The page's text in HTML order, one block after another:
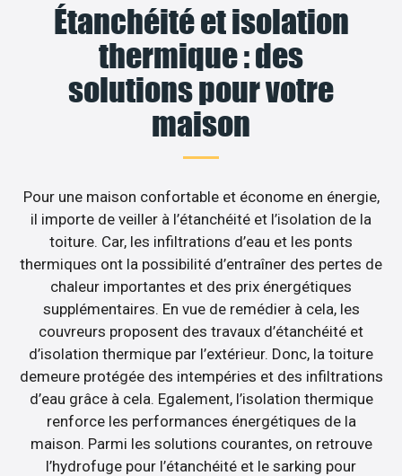
Étanchéité et isolation
thermique : des
solutions pour votre
maison
Pour une maison confortable et économe en énergie,
il importe de veiller à l’étanchéité et l’isolation de la
toiture. Car, les infiltrations d’eau et les ponts
thermiques ont la possibilité d’entraîner des pertes de
chaleur importantes et des prix énergétiques
supplémentaires. En vue de remédier à cela, les
couvreurs proposent des travaux d’étanchéité et
d’isolation thermique par l’extérieur. Donc, la toiture
demeure protégée des intempéries et des infiltrations
d’eau grâce à cela. Egalement, l’isolation thermique
renforce les performances énergétiques de la
maison. Parmi les solutions courantes, on retrouve
l’hydrofuge pour l’étanchéité et le sarking pour